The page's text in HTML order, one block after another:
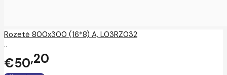
Rozetė 800x300 (16*8) A, L03RZ032
..
€50 20